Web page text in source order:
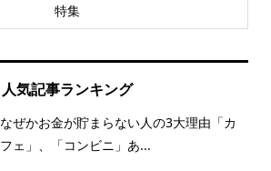
特集
人気記事ランキング
なぜかお金が貯まらない人の3大理由「カ
フェ」、「コンビニ」あ...